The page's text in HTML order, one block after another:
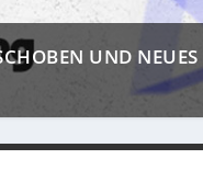
UND NEUES